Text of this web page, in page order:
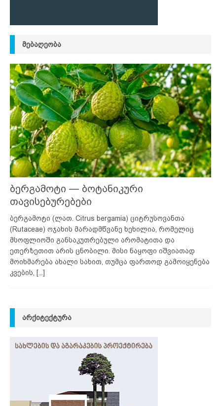
ᲛᲔᲑᲐᲦᲔᲝᲑᲐ
ბერგამოტი — ბოტანიკური
თავისებურებები
ბერგამოტი (ლათ. Citrus bergamia) ციტრუსოვანთა
(Rutaceae) ოჯახის მარადმწვანე ხეხილია, რომელიც
მსოფლიოში განსაკუთრებული არომატითა და
ეთერზეთით არის ცნობილი. მისი ნაყოფი იშვიათად
მოიხმარება ახალი სახით, თუმცა ფართოდ გამოიყენება
კვების,
[...]
ᲐᲠᲥᲘᲢᲔᲥᲢᲣᲠᲐ